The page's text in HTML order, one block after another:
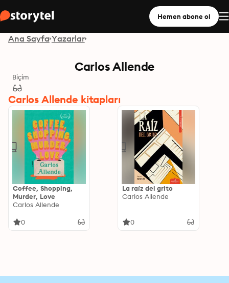
Hemen abone ol
Ana Sayfa Yazarlar
Carlos Allende
Biçim
Carlos Allende kitapları
Coffee, Shopping,
Murder, Love
Carlos Allende
0
La raíz del grito
Carlos Allende
0